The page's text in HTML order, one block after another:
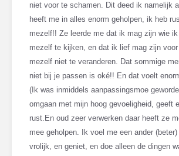
niet voor te schamen. Dit deed ik namelijk
heeft me in alles enorm geholpen, ik heb
mezelf!! Ze leerde me dat ik mag zijn wie
mezelf te kijken, en dat ik lief mag zijn
mezelf niet te veranderen. Dat sommige
niet bij je passen is oké!! En dat voelt
(Ik was inmiddels aanpassingsmoe
omgaan met mijn hoog gevoeligheid, geeft
rust.En oud zeer verwerken daar heeft ze
mee geholpen. Ik voel me een ander
vrolijk, en geniet, en doe alleen de dingen